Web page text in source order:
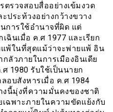
รวจสอบสื่ออย่างเข้มงวด
ประท้วงอย่างกว้างขวาง
การใช้อำนาจที่ผิด แต่
ฉินเมื่อ ค.ศ 1977 และเรียก
แพ้ในที่สุดแม้ว่าจะพ่ายแพ้ อิน
ลัวภายในการเมืองอินเดีย
1980 รับใช้เป็นนายก
อบสังหารเมื่อ ค.ศ 1984
งนี้มุ่งที่ความมั่นคงของชาติ
ฉพาะภายในความขัดเเย้งกับ